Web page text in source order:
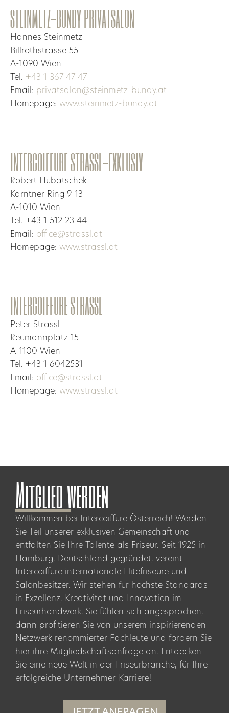
STEINMETZ-BUNDY PRIVATSALON
Hannes Steinmetz
Billrothstrasse 55
A-1090 Wien
Tel. +43 1 367 47 47
Email: privatsalon@steinmetz-bundy.at
Homepage: www.steinmetz-bundy.at
INTERCOIFFURE STRASSL-EXKLUSIV
Robert Hubatschek
Kärntner Ring 9-13
A-1010 Wien
Tel. +43 1 512 23 44
Email: office@strassl.at
Homepage: www.strassl.at
INTERCOIFFURE STRASSL
Peter Strassl
Reumannplatz 15
A-1100 Wien
Tel. +43 1 6042531
Email: office@strassl.at
Homepage: www.strassl.at
Mitglied werden
Willkommen bei Intercoiffure Österreich! Werden
Sie Teil unserer exklusiven Gemeinschaft und
entfalten Sie Ihre Talente als Friseur. Seit 1925 in
Hamburg, Deutschland gegründet, vereint
Intercoiffure internationale Elitefriseure und
Salonbesitzer. Wir stehen für höchste Standards
in Exzellenz, Kreativität und Innovation im
Friseurhandwerk. Sie fühlen sich angesprochen,
dann profitieren Sie von unserem inspirierenden
Netzwerk renommierter Fachleute und fordern Sie
hier ihre Mitgliedschaftsanfrage an. Entdecken
Sie eine neue Welt in der Friseurbranche, für Ihre
erfolgreiche Unternehmer-Karriere!